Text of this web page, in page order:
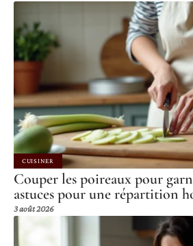
CUISINER
Couper les poireaux pour
astuces pour une répartition
3 août 2026